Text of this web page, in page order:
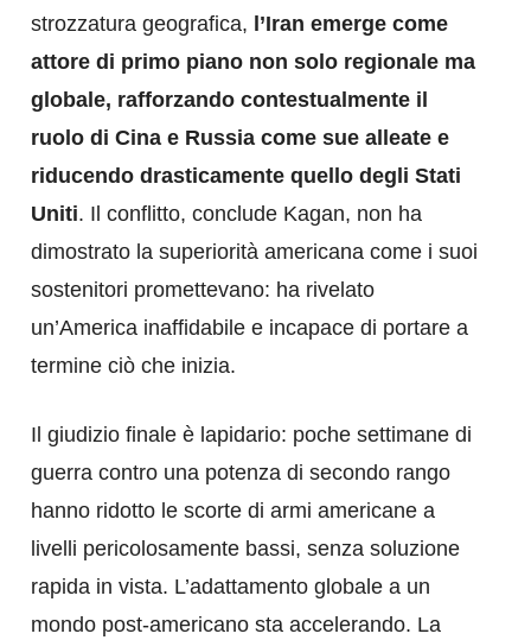
strozzatura geografica, l’Iran emerge come
attore di primo piano non solo regionale ma
globale, rafforzando contestualmente il
ruolo di Cina e Russia come sue alleate e
riducendo drasticamente quello degli Stati
Uniti. Il conflitto, conclude Kagan, non ha
dimostrato la superiorità americana come i suoi
sostenitori promettevano: ha rivelato
un’America inaffidabile e incapace di portare a
termine ciò che inizia.
Il giudizio finale è lapidario: poche settimane di
guerra contro una potenza di secondo rango
hanno ridotto le scorte di armi americane a
livelli pericolosamente bassi, senza soluzione
rapida in vista. L’adattamento globale a un
mondo post-americano sta accelerando. La